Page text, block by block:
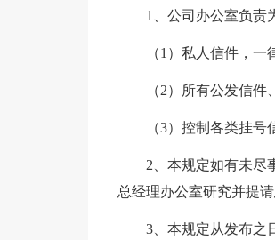
1、公司办公室负责
（1）私人信件，
（2）所有公发信
（3）控制各类挂
2、本规定如有未尽
总经理办公室研究并提请
3、本规定从发布之